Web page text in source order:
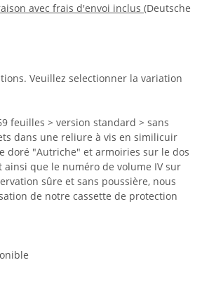
avec frais d'envoi inclus (Deutsche
Veuillez selectionner la variation
feuilles > version standard > sans
dans une reliure à vis en similicuir
doré "Autriche" et armoiries sur le dos
ainsi que le numéro de volume IV sur
sûre et sans poussière, nous
de notre cassette de protection